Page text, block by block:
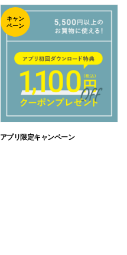
キャン
ペーン
アプリ限定キャンペーン